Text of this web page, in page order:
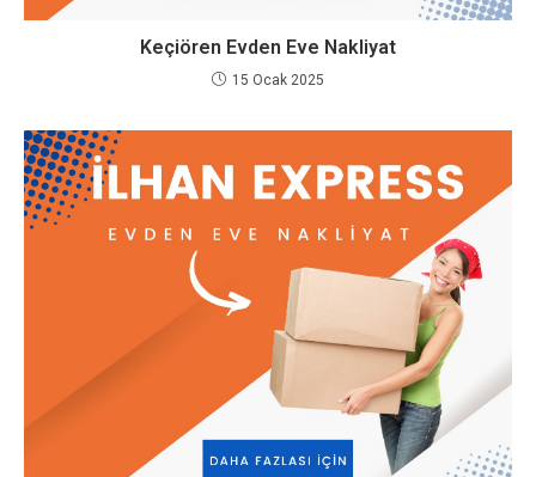
Keçiören Evden Eve Nakliyat
15 Ocak 2025